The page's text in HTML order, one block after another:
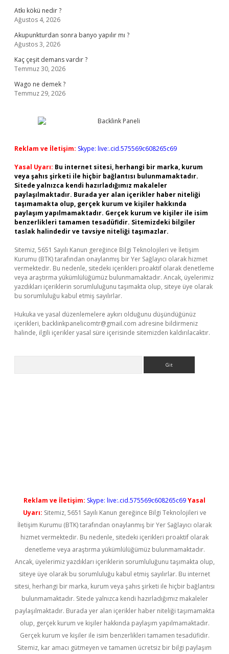
Atkı kökü nedir ?
Ağustos 4, 2026
Akupunkturdan sonra banyo yapılır mı ?
Ağustos 3, 2026
Kaç çeşit demans vardır ?
Temmuz 30, 2026
Wago ne demek ?
Temmuz 29, 2026
Reklam ve İletişim: Skype: live:.cid.575569c608265c69
Yasal Uyarı: Bu internet sitesi, herhangi bir marka, kurum
veya şahıs şirketi ile hiçbir bağlantısı bulunmamaktadır.
Sitede yalnızca kendi hazırladığımız makaleler
paylaşılmaktadır. Burada yer alan içerikler haber niteliği
taşımamakta olup, gerçek kurum ve kişiler hakkında
paylaşım yapılmamaktadır. Gerçek kurum ve kişiler ile isim
benzerlikleri tamamen tesadüfidir. Sitemizdeki bilgiler
taslak halindedir ve tavsiye niteliği taşımazlar.
Sitemiz, 5651 Sayılı Kanun gereğince Bilgi Teknolojileri ve İletişim
Kurumu (BTK) tarafından onaylanmış bir Yer Sağlayıcı olarak hizmet
vermektedir. Bu nedenle, sitedeki içerikleri proaktif olarak denetleme
veya araştırma yükümlülüğümüz bulunmamaktadır. Ancak, üyelerimiz
yazdıkları içeriklerin sorumluluğunu taşımakta olup, siteye üye olarak
bu sorumluluğu kabul etmiş sayılırlar.
Hukuka ve yasal düzenlemelere aykırı olduğunu düşündüğünüz
içerikleri, backlinkpanelicomtr@gmail.com adresine bildirmeniz
halinde, ilgili içerikler yasal süre içerisinde sitemizden kaldırılacaktır.
Reklam ve İletişim: Skype: live:.cid.575569c608265c69Yasal
Uyarı: Sitemiz, 5651 Sayılı Kanun gereğince Bilgi Teknolojileri ve
İletişim Kurumu (BTK) tarafından onaylanmış bir Yer Sağlayıcı olarak
hizmet vermektedir. Bu nedenle, sitedeki içerikleri proaktif olarak
denetleme veya araştırma yükümlülüğümüz bulunmamaktadır.
Ancak, üyelerimiz yazdıkları içeriklerin sorumluluğunu taşımakta olup,
siteye üye olarak bu sorumluluğu kabul etmiş sayılırlar. Bu internet
sitesi, herhangi bir marka, kurum veya şahıs şirketi ile hiçbir bağlantısı
bulunmamaktadır. Sitede yalnızca kendi hazırladığımız makaleler
paylaşılmaktadır. Burada yer alan içerikler haber niteliği taşımamakta
olup, gerçek kurum ve kişiler hakkında paylaşım yapılmamaktadır.
Gerçek kurum ve kişiler ile isim benzerlikleri tamamen tesadüfidir.
Sitemiz, kar amacı gütmeyen ve tamamen ücretsiz bir bilgi paylaşım